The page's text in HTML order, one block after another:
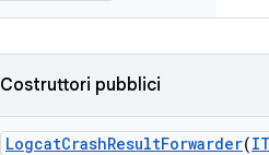
Costruttori pubblici
LogcatCrashResultForwarder(